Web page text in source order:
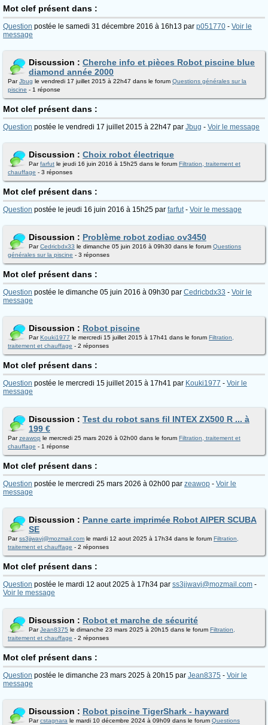
Mot clef présent dans :
Question postée le samedi 31 décembre 2016 à 16h13 par p051770 - Voir le
message
Discussion : Cherche info et pièces Robot piscine blue
diamond année 2000
ParJbug le vendredi 17 juillet 2015 à 22h47 dans le forum Questions générales sur la
piscine - 1 réponse
Mot clef présent dans :
Question postée le vendredi 17 juillet 2015 à 22h47 par Jbug - Voir le message
Discussion : Choix robot électrique
Parfarfut le jeudi 16 juin 2016 à 15h25 dans le forum Filtration, traitement et
chauffage - 3 réponses
Mot clef présent dans :
Question postée le jeudi 16 juin 2016 à 15h25 par farfut- Voir le message
Discussion : Problème robot zodiac ov3450
ParCedricbdx33 le dimanche 05 juin 2016 à 09h30 dans le forum Questions
générales sur la piscine - 3 réponses
Mot clef présent dans :
Question postée le dimanche 05 juin 2016 à 09h30 par Cedricbdx33 - Voir le
message
Discussion : Robot piscine
ParKouki1977 le mercredi 15 juillet 2015 à 17h41 dans le forum Filtration,
traitement et chauffage - 2 réponses
Mot clef présent dans :
Question postée le mercredi 15 juillet 2015 à 17h41 par Kouki1977 - Voir le
message
Discussion : Test du robot sans fil INTEX ZX500 R ... à
199 €
Parzeawop le mercredi 25 mars 2026 à 02h00 dans le forum Filtration, traitement et
chauffage - 1 réponse
Mot clef présent dans :
Question postée le mercredi 25 mars 2026 à 02h00 par zeawop - Voir le
message
Discussion : Panne carte imprimée Robot AIPER SCUBA
SE
Parss3jjwavj@mozmail.com le mardi 12 aout 2025 à 17h34 dans le forum Filtration,
traitement et chauffage - 2 réponses
Mot clef présent dans :
Question postée le mardi 12 aout 2025 à 17h34 par ss3jjwavj@mozmail.com -
Voir le message
Discussion : Robot et marche de sécurité
ParJean8375 le dimanche 23 mars 2025 à 20h15 dans le forum Filtration,
traitement et chauffage - 2 réponses
Mot clef présent dans :
Question postée le dimanche 23 mars 2025 à 20h15 par Jean8375 - Voir le
message
Discussion : Robot piscine TigerShark - hayward
Parcstagnara le mardi 10 décembre 2024 à 09h09 dans le forum Questions